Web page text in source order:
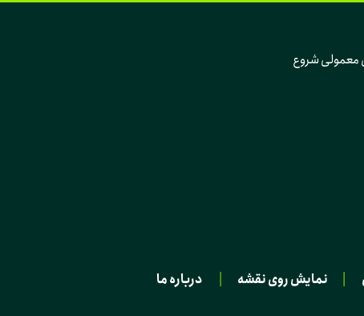
که تغییر، از دل همین روزهای معمولی و همین آدم‌های معمولی شروع
نمایش روی نقشه درباره ما